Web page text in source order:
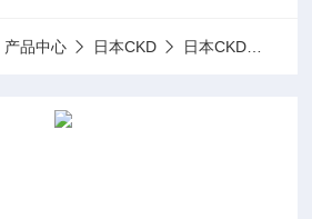
产品中心 日本CKD 日本CKD